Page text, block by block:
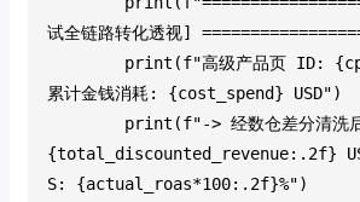
试全链路转化透视]
累计金钱消耗: {cost_spend} USD")
{total_discounted_revenue:.2f}
S: {actual_roas*100:.2f}%")